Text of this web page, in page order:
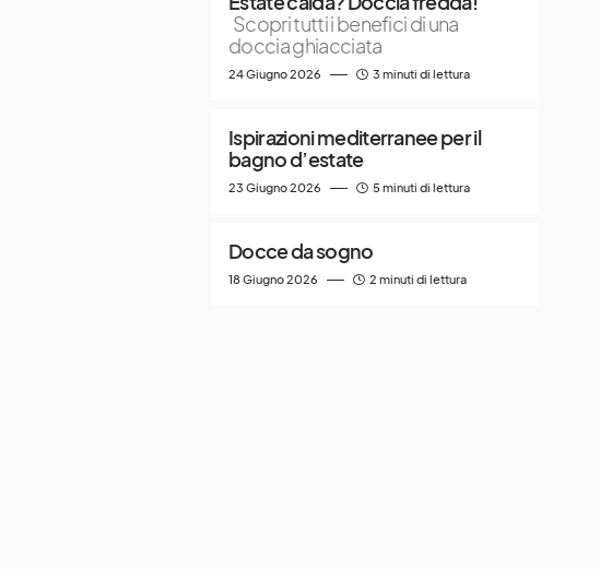
Scopri tutti i benefici di una
doccia ghiacciata
24 Giugno 2026 3 minuti di lettura
Ispirazioni mediterranee per il
bagno d’estate
23 Giugno 2026 5 minuti di lettura
Docce da sogno
18 Giugno 2026 2 minuti di lettura